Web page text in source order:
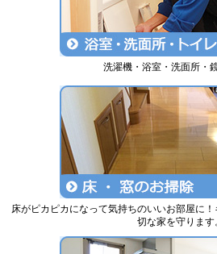
洗濯機・浴室・洗面所・
床がピカピカになって気持ちのいいお部屋に
切な家を守ります